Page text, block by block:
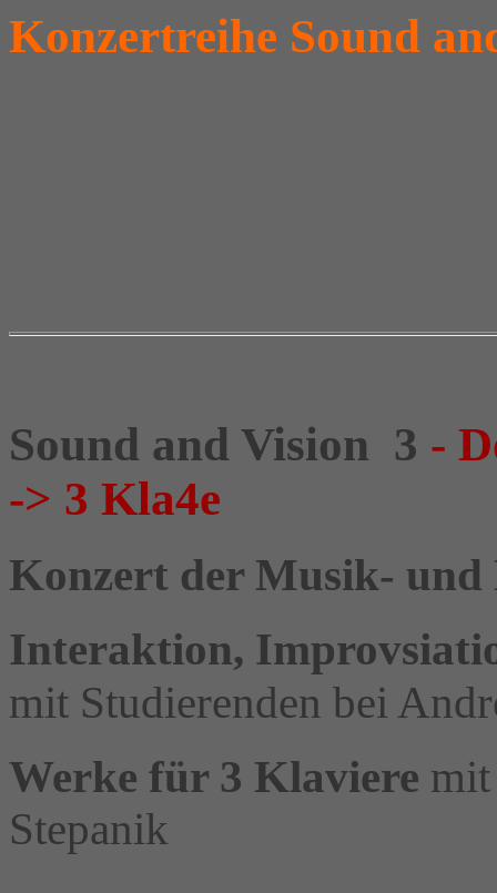
Konzertreihe Sound
Sound and Vision 3 -
-> 3 Kla4e
Konzert der Musik- und
Interaktion,
mit Studierenden bei
Werke für 3 Klaviere
Stepanik